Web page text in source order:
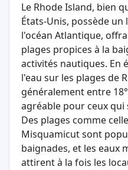
Le Rhode Island, bien
États-Unis, possède
l'océan Atlantique,
plages propices à la
activités nautiques. En
l'eau sur les plages de
généralement entre
agréable pour ceux
Des plages comme
Misquamicut sont
baignades, et les eaux
attirent à la fois les